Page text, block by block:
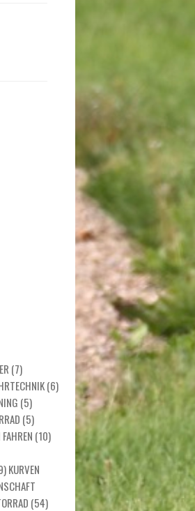
(7)
(6)
(5)
(5)
(10)
KURVEN
(54)